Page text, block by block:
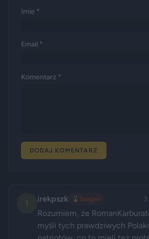
Imie *
Email *
Komentarz *
DODAJ KOMENTARZ
I irekpszk 🎖️ Snajper
Rozumiem, że
myśli tych prawdziwych